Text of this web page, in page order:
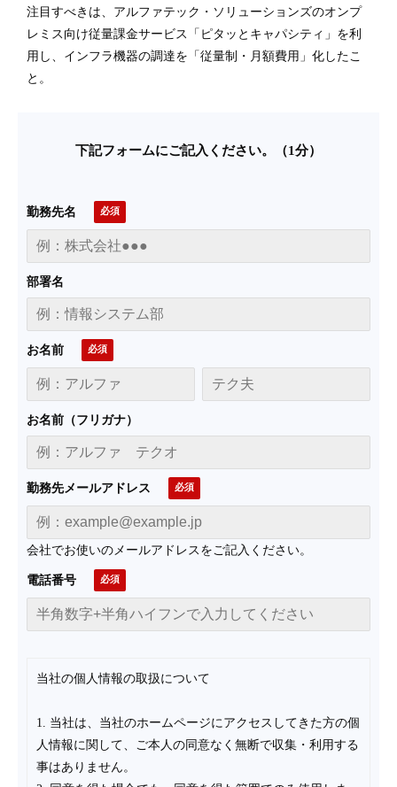
注目すべきは、アルファテック・ソリューションズのオンプ
レミス向け従量課金サービス「ピタッとキャパシティ」を利
用し、インフラ機器の調達を「従量制・月額費用」化したこ
と。
下記フォームにご記入ください。（1分）
勤務先名
部署名
お名前
お名前（フリガナ）
勤務先メールアドレス
会社でお使いのメールアドレスをご記入ください。
電話番号
当社の個人情報の取扱について
1. 当社は、当社のホームページにアクセスしてきた方の個
人情報に関して、ご本人の同意なく無断で収集・利用する
事はありません。